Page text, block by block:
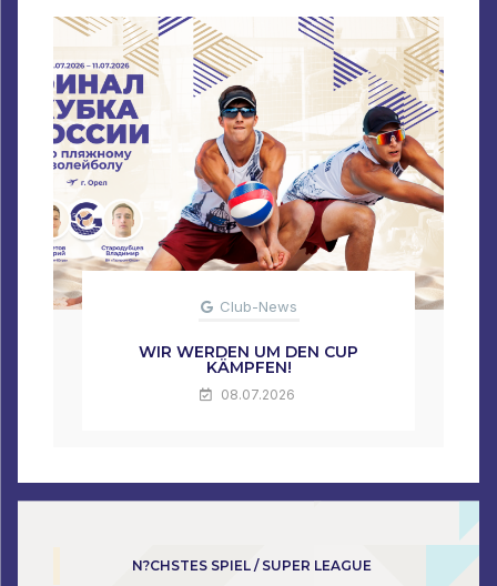
Club-News
WIR WERDEN UM DEN CUP
KÄMPFEN!
08.07.2026
N?CHSTES SPIEL / SUPER LEAGUE